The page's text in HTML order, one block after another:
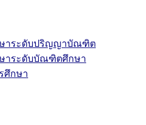
ษาระดับปริญญาบัณฑิต
าระดับบัณฑิตศึกษา
ศึกษา